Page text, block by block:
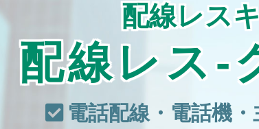
配線レス
配線レス‐
電話配線・電話機